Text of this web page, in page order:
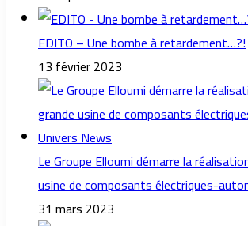
EDITO – Une bombe à retardement…?!
13 février 2023
Le Groupe Elloumi démarre la
usine de composants électriques-
31 mars 2023